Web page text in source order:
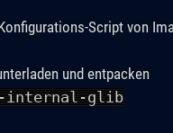
Script von
und entpacken
internal-glib